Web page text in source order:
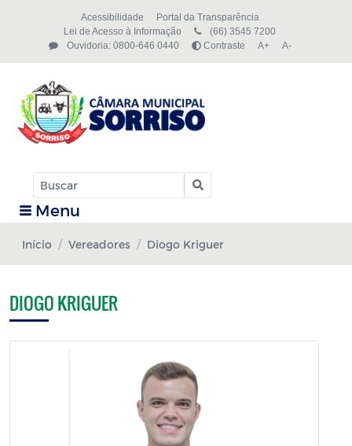
Acessibilidade
Portal da Transparência
Lei de Acesso à Informação
(66) 3545 7200
Ouvidoria: 0800-646 0440
Contraste A+ A-
Menu
Início Vereadores Diogo Kriguer
DIOGO KRIGUER